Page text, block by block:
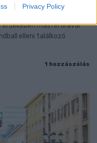
Privacy Policy
másfél órával
elleni találkozó
1 hozzászólás